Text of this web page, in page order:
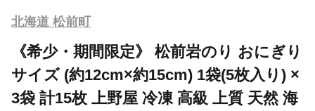
北海道 松前町
《希少・期間限定》 松前岩のり おにぎり
サイズ (約12cm×約15cm) 1袋(5枚入り) ×
3袋 計15枚 上野屋 冷凍 高級 上質 天然 海